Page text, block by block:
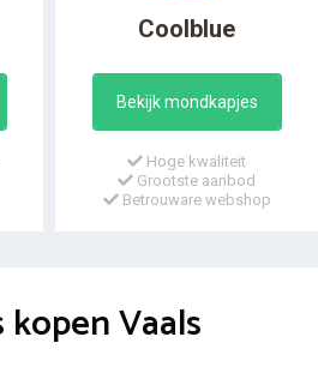
Coolblue
Bekijk mondkapjes
Hoge kwaliteit
Grootste aanbod
Betrouware webshop
Vaals